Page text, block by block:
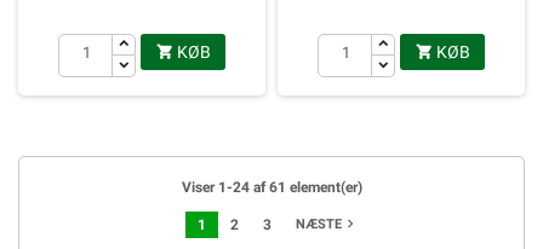
 KØB  KØB
Viser 1-24 af 61 element(er)
1 2 3 NÆSTEnavigate_next